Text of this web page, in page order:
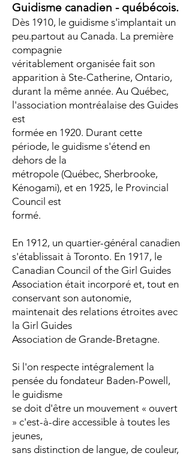
Guidisme canadien - québécois.
Dès 1910, le guidisme s'implantait un
peu.partout au Canada. La première
compagnie
véritablement organisée fait son
apparition à Ste-Catherine, Ontario,
durant la même année. Au Québec,
l'association montréalaise des Guides
est
formée en 1920. Durant cette
période, le guidisme s'étend en
dehors de la
métropole (Québec, Sherbrooke,
Kénogami), et en 1925, le Provincial
Council est
formé.
En 1912, un quartier-général canadien
s'établissait à Toronto. En 1917, le
Canadian Council of the Girl Guides
Association était incorporé et, tout en
conservant son autonomie,
maintenait des relations étroites avec
la Girl Guides
Association de Grande-Bretagne.
Si l'on respecte intégralement la
pensée du fondateur Baden-Powell,
le guidisme
se doit d'être un mouvement « ouvert
» c'est-à-dire accessible à toutes les
jeunes,
sans distinction de langue, de couleur,